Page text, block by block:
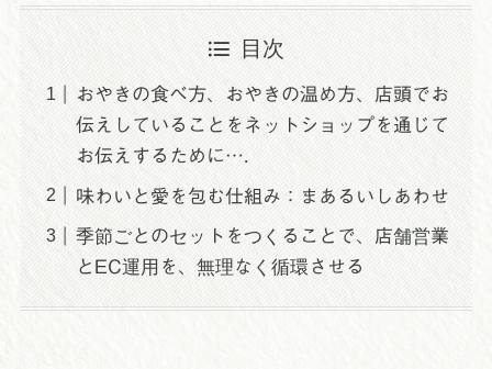
目次
おやきの食べ方、おやきの温め方、店頭でお
伝えしていることをネットショップを通じて
お伝えするために….
味わいと愛を包む仕組み：まあるいしあわせ
季節ごとのセットをつくることで、店舗営業
とEC運用を、無理なく循環させる